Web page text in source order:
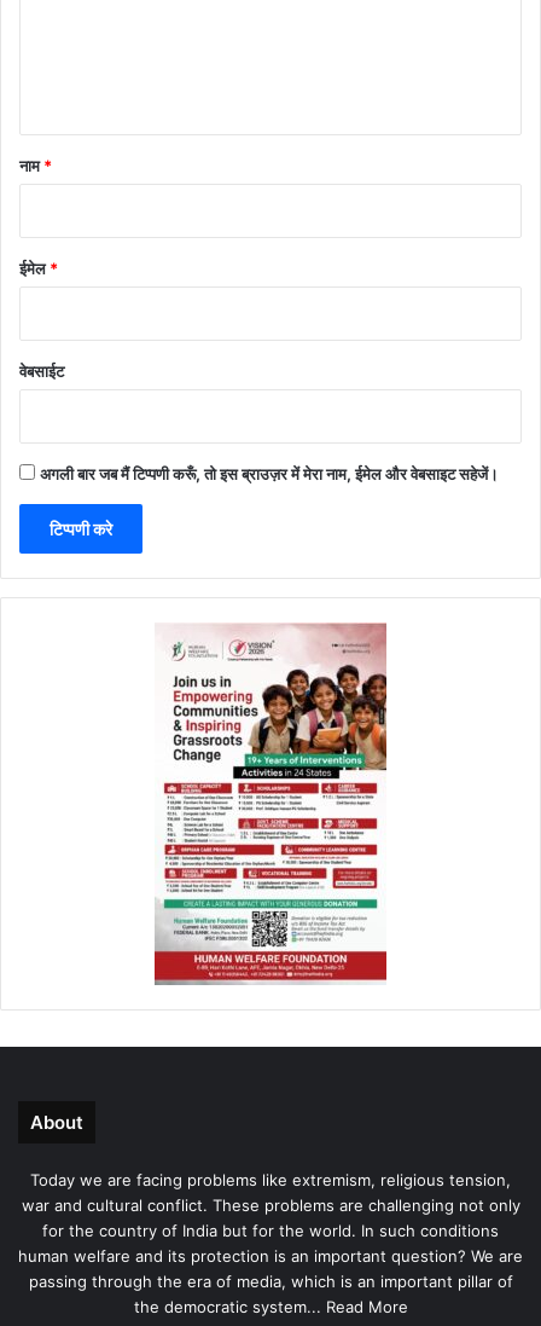
नाम*
ईमेल*
वेबसाईट
अगली बार जब मैं टिप्पणी करूँ, तो इस ब्राउज़र में मेरा नाम, ईमेल और वेबसाइट सहेजें।
About
Today we are facing problems like extremism, religious tension,
war and cultural conflict. These problems are challenging not only
for the country of India but for the world. In such conditions
human welfare and its protection is an important question? We are
passing through the era of media, which is an important pillar of
the democratic system... Read More